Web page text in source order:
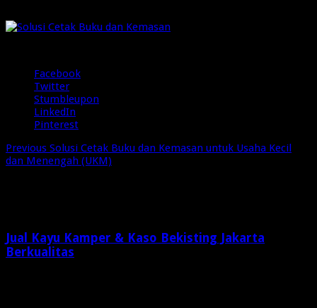
Facebook
Twitter
Stumbleupon
LinkedIn
Pinterest
Previous Solusi Cetak Buku dan Kemasan untuk Usaha Kecil
dan Menengah (UKM)
Jual Kayu Kamper & Kaso Bekisting Jakarta
Berkualitas